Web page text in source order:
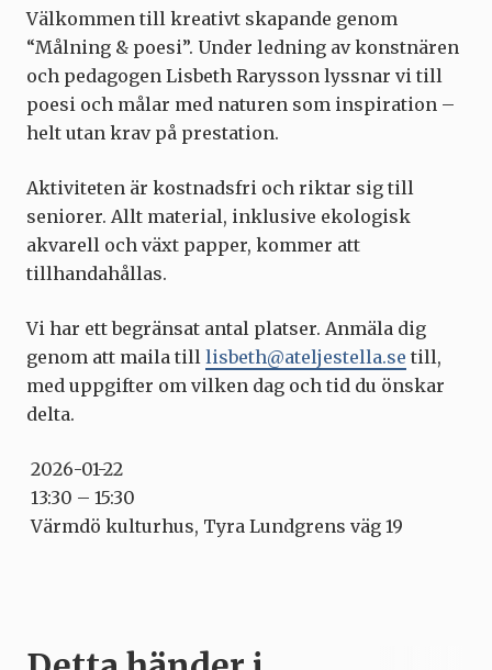
Välkommen till kreativt skapande genom
“Målning & poesi”. Under ledning av konstnären
och pedagogen Lisbeth Rarysson lyssnar vi till
poesi och målar med naturen som inspiration –
helt utan krav på prestation.
Aktiviteten är kostnadsfri och riktar sig till
seniorer. Allt material, inklusive ekologisk
akvarell och växt­ papper, kommer att
tillhandahållas.
Vi har ett begränsat antal platser. Anmäla dig
genom att maila till lisbeth@ateljestella.se till,
med uppgifter om vilken dag och tid du önskar
delta.
2026-01-22
13:30 – 15:30
Värmdö kulturhus, Tyra Lundgrens väg 19